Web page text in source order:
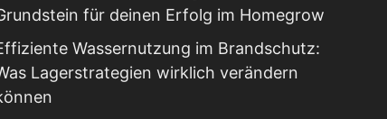
für deinen Erfolg im Homegrow
Wassernutzung im Brandschutz:
Lagerstrategien wirklich verändern